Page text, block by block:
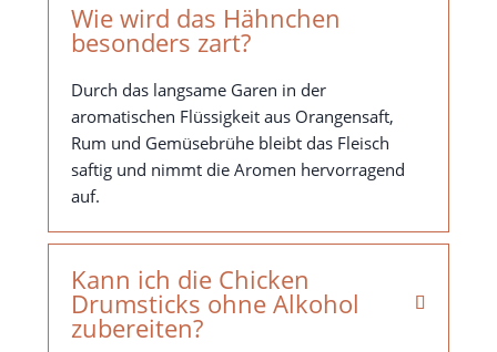
Wie wird das Hähnchen
besonders zart?
Durch das langsame Garen in der
aromatischen Flüssigkeit aus Orangensaft,
Rum und Gemüsebrühe bleibt das Fleisch
saftig und nimmt die Aromen hervorragend
auf.
Kann ich die Chicken
Drumsticks ohne Alkohol
zubereiten?